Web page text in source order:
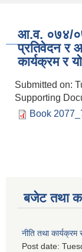
आ.व. ०७४/
प्रतिवेदन र
कार्यक्रम र
Submitted on:
Supporting
Book
बजेट तथा
नीति तथा
Post date: